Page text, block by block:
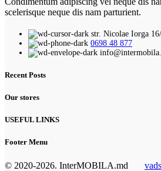
scelerisque neque dis nam parturient.
str. Nicolae Iorga
0698 48 877
Recent Posts
Our stores
USEFUL LINKS
Footer Menu
© 2020-2026. InterMOBILA.md